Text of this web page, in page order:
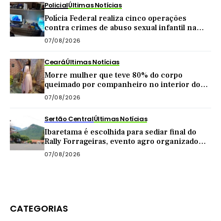
PolicialÚltimas Notícias
Polícia Federal realiza cinco operações
contra crimes de abuso sexual infantil na
internet
07/08/2026
CearáÚltimas Notícias
Morre mulher que teve 80% do corpo
queimado por companheiro no interior do
Ceará
07/08/2026
Sertão CentralÚltimas Notícias
Ibaretama é escolhida para sediar final do
Rally Forrageiras, evento agro organizado
pela CNA
07/08/2026
CATEGORIAS